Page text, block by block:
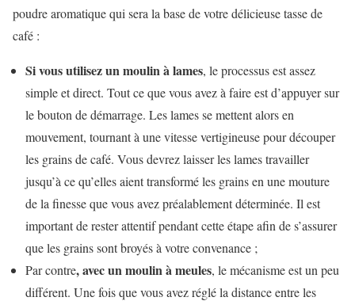
poudre aromatique qui sera la base de votre délicieuse tasse de
café :
Si vous utilisez un moulin à lames, le processus est assez
simple et direct. Tout ce que vous avez à faire est d’appuyer sur
le bouton de démarrage. Les lames se mettent alors en
mouvement, tournant à une vitesse vertigineuse pour découper
les grains de café. Vous devrez laisser les lames travailler
jusqu’à ce qu’elles aient transformé les grains en une mouture
de la finesse que vous avez préalablement déterminée. Il est
important de rester attentif pendant cette étape afin de s’assurer
que les grains sont broyés à votre convenance ;
Par contre, avec un moulin à meules, le mécanisme est un peu
différent. Une fois que vous avez réglé la distance entre les